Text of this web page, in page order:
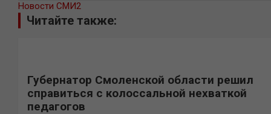
Новости СМИ2
Читайте также:
Губернатор Смоленской области решил
справиться с колоссальной нехваткой
педагогов